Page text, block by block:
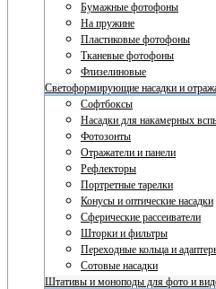
Бумажные фотофоны
На пружине
Пластиковые фотофоны
Тканевые фотофоны
Флизелиновые
Светоформирующие насадки и
Софтбоксы
Насадки для накамерных
Фотозонты
Отражатели и панели
Рефлекторы
Портретные тарелки
Конусы и оптические насадки
Сферические рассеиватели
Шторки и фильтры
Переходные кольца и
Сотовые насадки
Штативы и моноподы для фото и